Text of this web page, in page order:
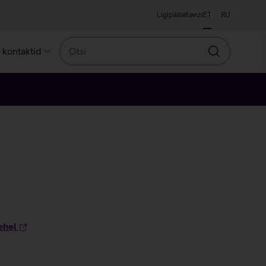
LigipääsetavusET RU
kontaktid
Otsin